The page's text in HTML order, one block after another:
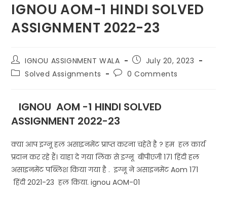
IGNOU AOM-1 HINDI SOLVED
ASSIGNMENT 2022-23
IGNOU ASSIGNMENT WALA
July 20, 2023
Solved Assignments
0 Comments
IGNOU AOM -1 HINDI SOLVED
ASSIGNMENT 2022-23
क्या आप इग्नू हल असाइनमेंट प्राप्त करना चहेते है ? हम हल कार्य
प्रदान कर रहे हैं। याहा दे गया लिंक से इग्नू बीपीएजी 171 हिंदी हल
असाइनमेंट पब्लिश किया गया है . इग्नू ने असाइनमेंट Aom 171
हिंदी 2021-23 हल किया. ignou AOM-01